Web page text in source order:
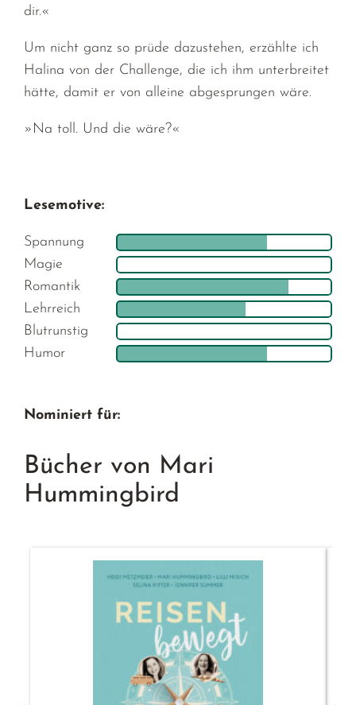
dir.«
Um nicht ganz so prüde dazustehen, erzählte ich
Halina von der Challenge, die ich ihm unterbreitet
hätte, damit er von alleine abgesprungen wäre.
»Na toll. Und die wäre?«
Lesemotive:
Spannung
Magie
Romantik
Lehrreich
Blutrunstig
Humor
Nominiert für:
Bücher von Mari
Hummingbird